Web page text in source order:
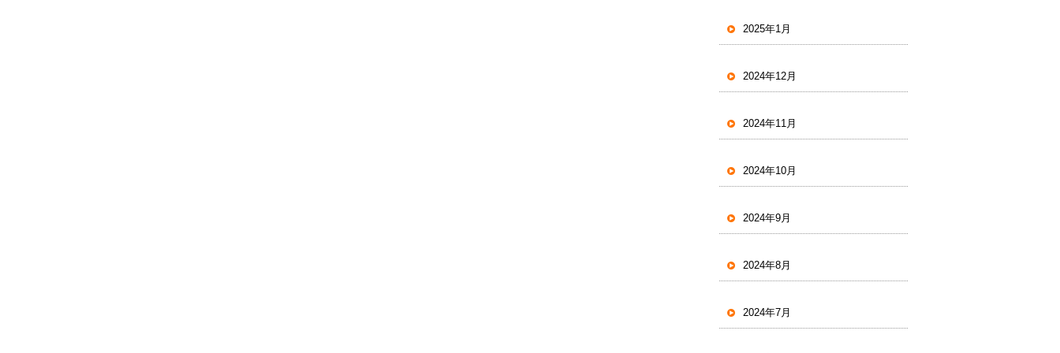
2025年1月
2024年12月
2024年11月
2024年10月
2024年9月
2024年8月
2024年7月